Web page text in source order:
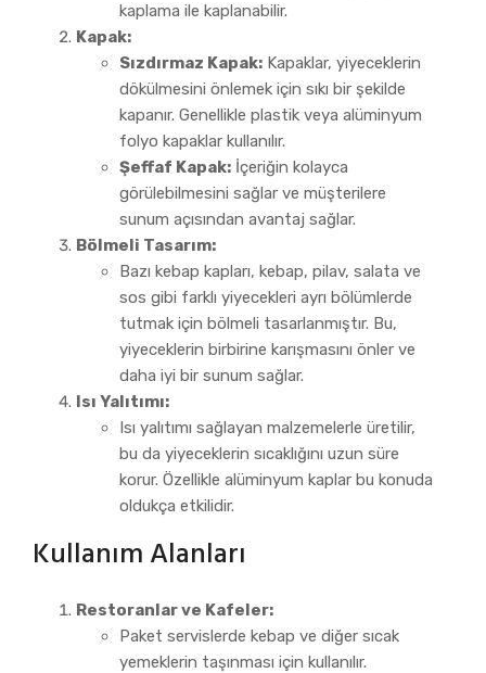
kaplama ile kaplanabilir.
Kapak:
Sızdırmaz Kapak: Kapaklar, yiyeceklerin
dökülmesini önlemek için sıkı bir şekilde
kapanır. Genellikle plastik veya alüminyum
folyo kapaklar kullanılır.
Şeffaf Kapak: İçeriğin kolayca
görülebilmesini sağlar ve müşterilere
sunum açısından avantaj sağlar.
Bölmeli Tasarım:
Bazı kebap kapları, kebap, pilav, salata ve
sos gibi farklı yiyecekleri ayrı bölümlerde
tutmak için bölmeli tasarlanmıştır. Bu,
yiyeceklerin birbirine karışmasını önler ve
daha iyi bir sunum sağlar.
Isı Yalıtımı:
Isı yalıtımı sağlayan malzemelerle üretilir,
bu da yiyeceklerin sıcaklığını uzun süre
korur. Özellikle alüminyum kaplar bu konuda
oldukça etkilidir.
Kullanım Alanları
Restoranlar ve Kafeler:
Paket servislerde kebap ve diğer sıcak
yemeklerin taşınması için kullanılır.